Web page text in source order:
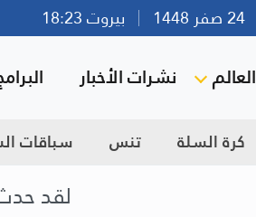
بيروت 18:23
العالم نشرات الأخبار
كرة السلة تنس سباقات
لقد